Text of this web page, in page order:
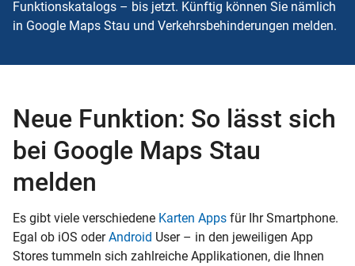
Funktionskatalogs – bis jetzt. Künftig können Sie nämlich
in Google Maps Stau und Verkehrsbehinderungen melden.
Neue Funktion: So lässt sich
bei Google Maps Stau
melden
Es gibt viele verschiedene Karten Apps für Ihr Smartphone.
Egal ob iOS oderAndroid User – in den jeweiligen App
Stores tummeln sich zahlreiche Applikationen, die Ihnen